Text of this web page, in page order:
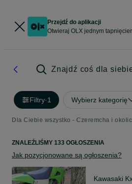
Przejdź do aplikacji
Otwieraj OLX jednym
Znajdź coś dla
Filtry·1 Wybierz kategorię
Dla Ciebie wszystko - Czeremcha i
ZNALEŹLIŚMY 133 OGŁOSZENIA
Jak pozycjonowane są ogłoszenia?
Kawasaki